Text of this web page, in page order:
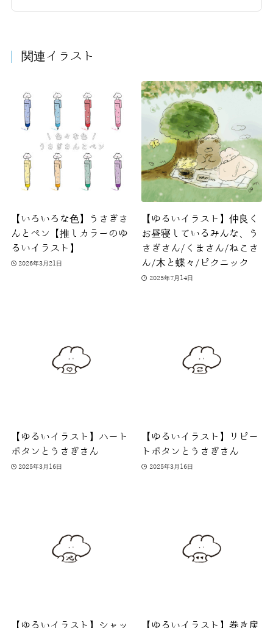
関連イラスト
【いろいろな色】うさぎさ
んとペン【推しカラーのゆ
るいイラスト】
2026年3月21日
【ゆるいイラスト】仲良く
お昼寝しているみんな、う
さぎさん/くまさん/ねこさ
ん/木と蝶々/ピクニック
2025年7月14日
【ゆるいイラスト】ハート
ボタンとうさぎさん
2025年3月16日
【ゆるいイラスト】リピー
トボタンとうさぎさん
2025年3月16日
【ゆるいイラスト】シャッ 【ゆるいイラスト】巻き戻